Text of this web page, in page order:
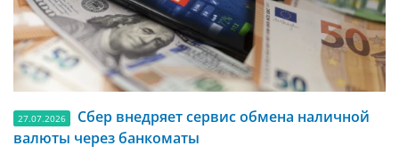
27.07.2026
Сбер внедряет сервис обмена наличной
валюты через банкоматы